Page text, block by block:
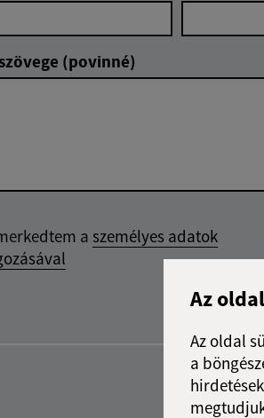
Az
Az oldal
a
(povinné)
a személyes adatok